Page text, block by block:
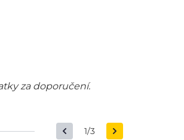
za doporučení.
1/3